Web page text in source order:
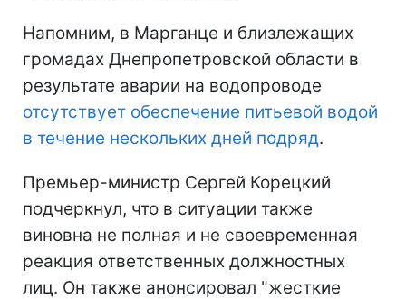
Напомним, в Марганце и близлежащих
громадах Днепропетровской области в
результате аварии на водопроводе
отсутствует обеспечение питьевой водой
в течение нескольких дней подряд.
Премьер-министр Сергей Корецкий
подчеркнул, что в ситуации также
виновна не полная и не своевременная
реакция ответственных должностных
лиц. Он также анонсировал "жесткие